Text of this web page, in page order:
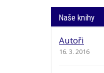
Naše knihy
Autoři
16. 3. 2016